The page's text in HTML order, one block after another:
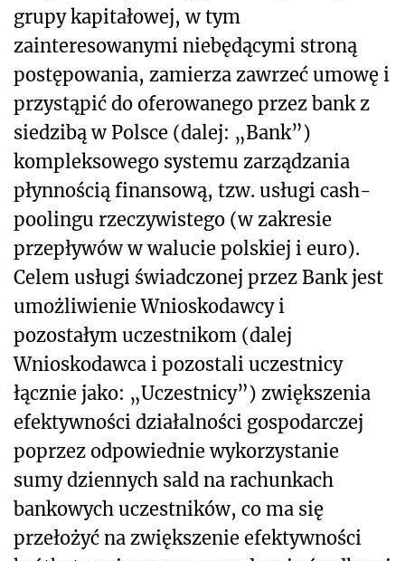
grupy kapitałowej, w tym
zainteresowanymi niebędącymi stroną
postępowania, zamierza zawrzeć umowę i
przystąpić do oferowanego przez bank z
siedzibą w Polsce (dalej: „Bank”)
kompleksowego systemu zarządzania
płynnością finansową, tzw. usługi cash-
poolingu rzeczywistego (w zakresie
przepływów w walucie polskiej i euro).
Celem usługi świadczonej przez Bank jest
umożliwienie Wnioskodawcy i
pozostałym uczestnikom (dalej
Wnioskodawca i pozostali uczestnicy
łącznie jako: „Uczestnicy”) zwiększenia
efektywności działalności gospodarczej
poprzez odpowiednie wykorzystanie
sumy dziennych sald na rachunkach
bankowych uczestników, co ma się
przełożyć na zwiększenie efektywności